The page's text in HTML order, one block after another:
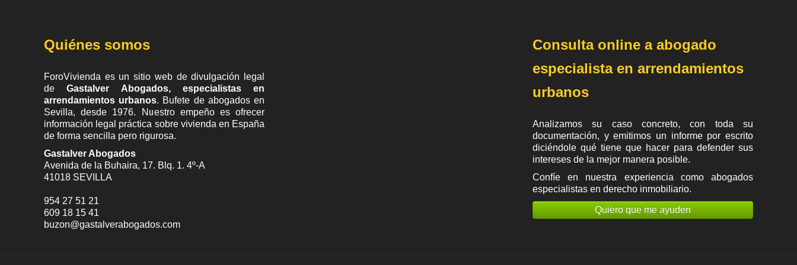
Quiénes somos
ForoVivienda es un sitio web de divulgación legal
deGastalver Abogados, especialistas en
arrendamientos urbanos. Bufete de abogados en
Sevilla, desde 1976. Nuestro empeño es ofrecer
información legal práctica sobre vivienda en España
de forma sencilla pero rigurosa.
Gastalver Abogados
Avenida de la Buhaira, 17. Blq. 1. 4º-A
41018 SEVILLA
954 27 51 21
609 18 15 41
buzon@gastalverabogados.com
Consulta online a abogado
especialista en arrendamientos
urbanos
Analizamos su caso concreto, con toda su
documentación, y emitimos un informe por escrito
diciéndole qué tiene que hacer para defender sus
intereses de la mejor manera posible.
Confíe en nuestra experiencia como abogados
especialistas en derecho inmobiliario.
Quiero que me ayuden